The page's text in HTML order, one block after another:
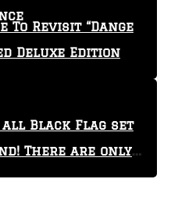
To Revisit “Dange
Deluxe Edition
all Black Flag set
There are only